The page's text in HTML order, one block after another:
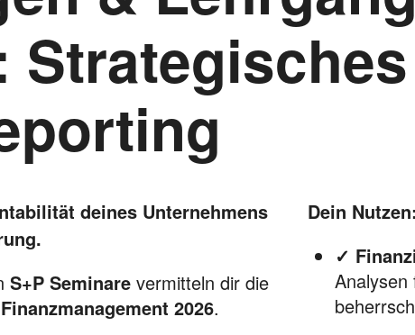
deines Unternehmens
S+P Seminare vermitteln dir die
Finanzmanagement 2026.
Dein
✓
Analysen